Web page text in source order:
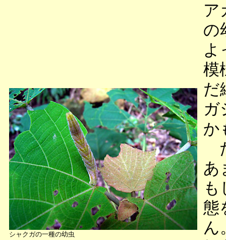
シャクガの一種の幼虫
ア
の
よ
模
だ
ガ
か
あ
態
ん